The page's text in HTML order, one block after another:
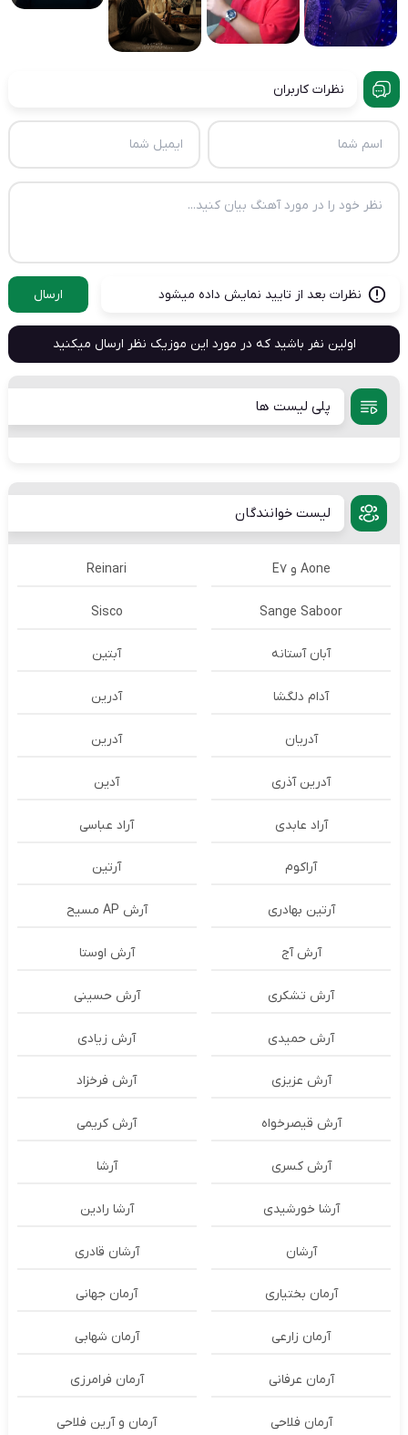
نظرات کاربران
نظرات بعد از تایید نمایش داده میشود ارسال
اولین نفر باشید که در مورد این موزیک نظر ارسال میکنید
پلی لیست ها
لیست خوانندگان
Aone و E7 Reinari
Sange Saboor
Sisco
آبان آستانه آبتین
آدام دلگشا آدرين
آدریان آدرین
آدرین آذری آدین
آراد عابدی آراد عباسی
آراکوم آرتین
آرتین بهادری آرش AP مسیح
آرش آج آرش اوستا
آرش تشکری آرش حسینی
آرش حمیدی آرش زیادی
آرش عزیزی آرش فرخزاد
آرش قیصرخواه آرش کریمی
آرش کسری آرشا
آرشا خورشیدی آرشا رادین
آرشان آرشان قادری
آرمان بختیاری آرمان جهانی
آرمان زارعی آرمان شهابی
آرمان عرفانی آرمان فرامرزی
آرمان فلاحی آرمان و آرین فلاحی